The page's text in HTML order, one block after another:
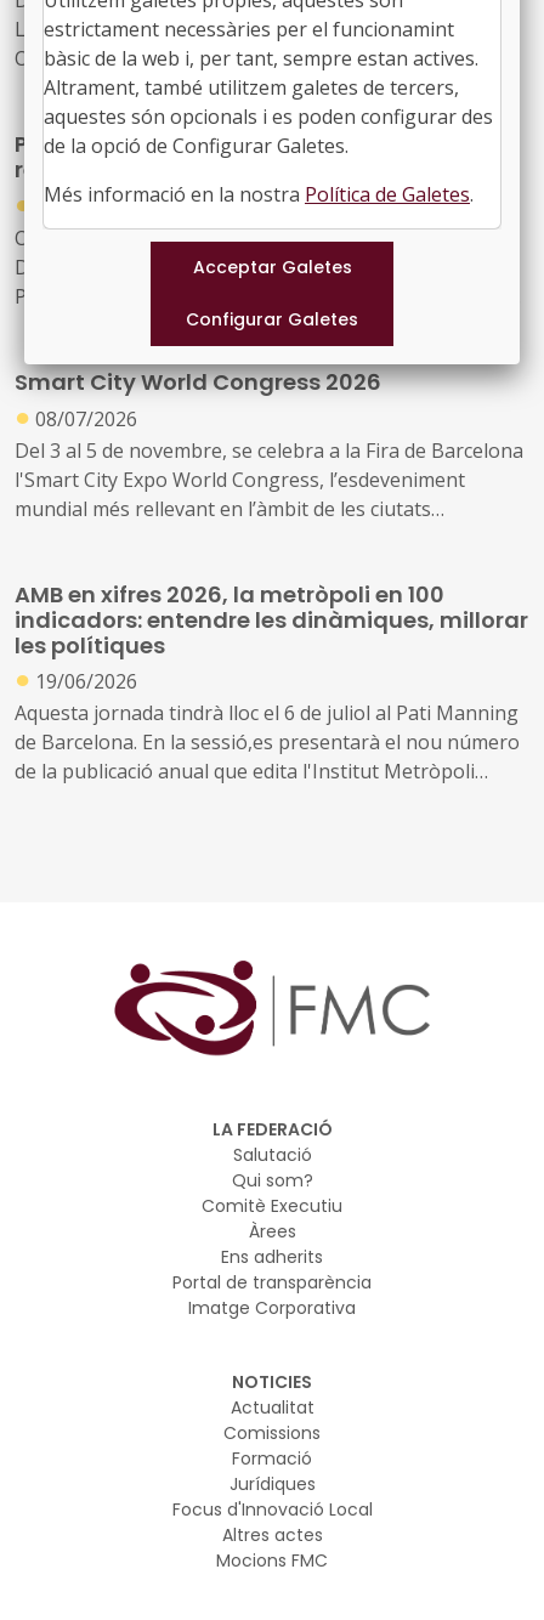
Lloc: BCIN, Badalona
Organitza: Localret
Participació i col·lectius infrarepresentats:
reptes en la definició de polítiques públiques
●
09/07/2026
Organitzada pel Fons Català de Cooperació al
Desenvolupament, en el marc del projecte europeu
PACT –
Lloc: Centre Cívic Cotxers de Sants (Barcelona)
Data: 14 de juliol
Smart City World Congress 2026
● 08/07/2026
Del 3 al 5 de novembre, se celebra a la Fira de Barcelona
l'Smart City Expo World Congress, l’esdeveniment
mundial més rellevant en l’àmbit de les ciutats
AMB en xifres 2026, la metròpoli en 100
indicadors: entendre les dinàmiques, millorar
les polítiques
● 19/06/2026
Aquesta jornada tindrà lloc el 6 de juliol al Pati Manning
de Barcelona. En la sessió,es presentarà el nou número
de la publicació anual que edita l'Institut Metròpoli
LA FEDERACIÓ
Salutació
Qui som?
Comitè Executiu
Àrees
Ens adherits
Portal de transparència
Imatge Corporativa
NOTICIES
Actualitat
Comissions
Formació
Jurídiques
Focus d'Innovació Local
Altres actes
Mocions FMC
estrictament necessàries per el funcionamint
bàsic de la web i, per tant, sempre estan actives.
Altrament, també utilitzem galetes de tercers,
aquestes són opcionals i es poden configurar des
de la opció de Configurar Galetes.
Més informació en la nostra Política de Galetes.